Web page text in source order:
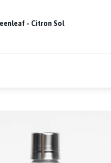
- Citron Sol